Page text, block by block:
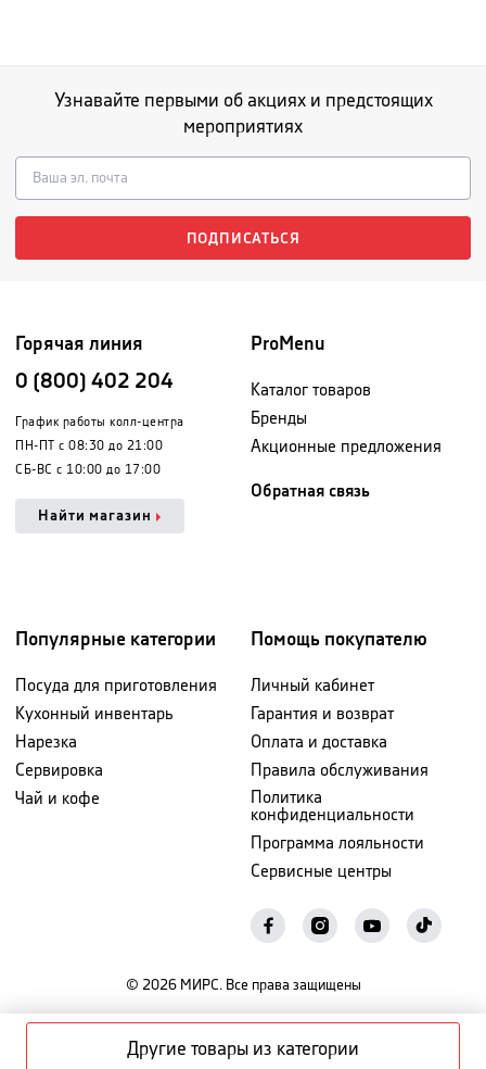
Другие товары из категории
Узнавайте первыми об акциях и предстоящих
мероприятиях
ПОДПИСАТЬСЯ
Горячая линия
0 (800) 402 204
График работы колл-центра
ПН-ПТ с 08:30 до 21:00
СБ-ВС с 10:00 до 17:00
Найти магазин
ProMenu
Каталог товаров
Бренды
Акционные предложения
Обратная связь
Популярные категории
Посуда для приготовления
Кухонный инвентарь
Нарезка
Сервировка
Чай и кофе
Помощь покупателю
Личный кабинет
Гарантия и возврат
Оплата и доставка
Правила обслуживания
Политика
конфиденциальности
Программа лояльности
Сервисные центры
© 2026 МИРС. Все права защищены